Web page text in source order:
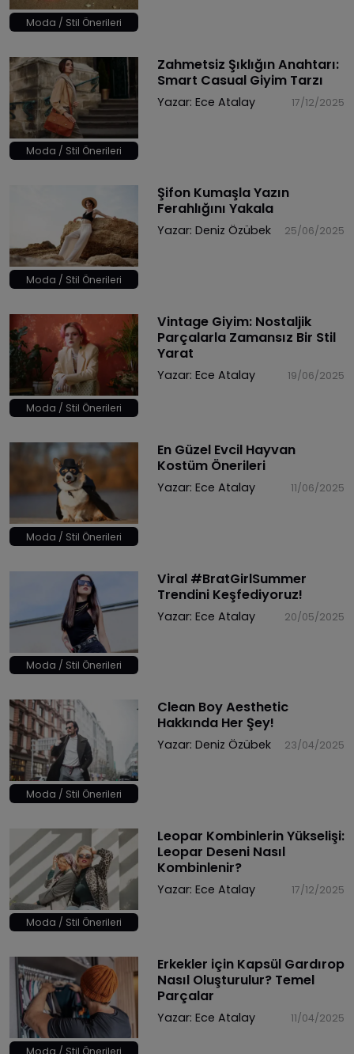
Moda / Stil Önerileri
Moda / Stil Önerileri
Zahmetsiz Şıklığın Anahtarı:
Smart Casual Giyim Tarzı
Yazar: Ece Atalay 17/12/2025
Moda / Stil Önerileri
Şifon Kumaşla Yazın
Ferahlığını Yakala
Yazar: Deniz Özübek 25/06/2025
Moda / Stil Önerileri
Vintage Giyim: Nostaljik
Parçalarla Zamansız Bir Stil
Yarat
Yazar: Ece Atalay 19/06/2025
Moda / Stil Önerileri
En Güzel Evcil Hayvan
Kostüm Önerileri
Yazar: Ece Atalay 11/06/2025
Moda / Stil Önerileri
Viral #BratGirlSummer
Trendini Keşfediyoruz!
Yazar: Ece Atalay 20/05/2025
Moda / Stil Önerileri
Clean Boy Aesthetic
Hakkında Her Şey!
Yazar: Deniz Özübek 23/04/2025
Moda / Stil Önerileri
Leopar Kombinlerin Yükselişi:
Leopar Deseni Nasıl
Kombinlenir?
Yazar: Ece Atalay 17/12/2025
Moda / Stil Önerileri
Erkekler için Kapsül Gardırop
Nasıl Oluşturulur? Temel
Parçalar
Yazar: Ece Atalay 11/04/2025